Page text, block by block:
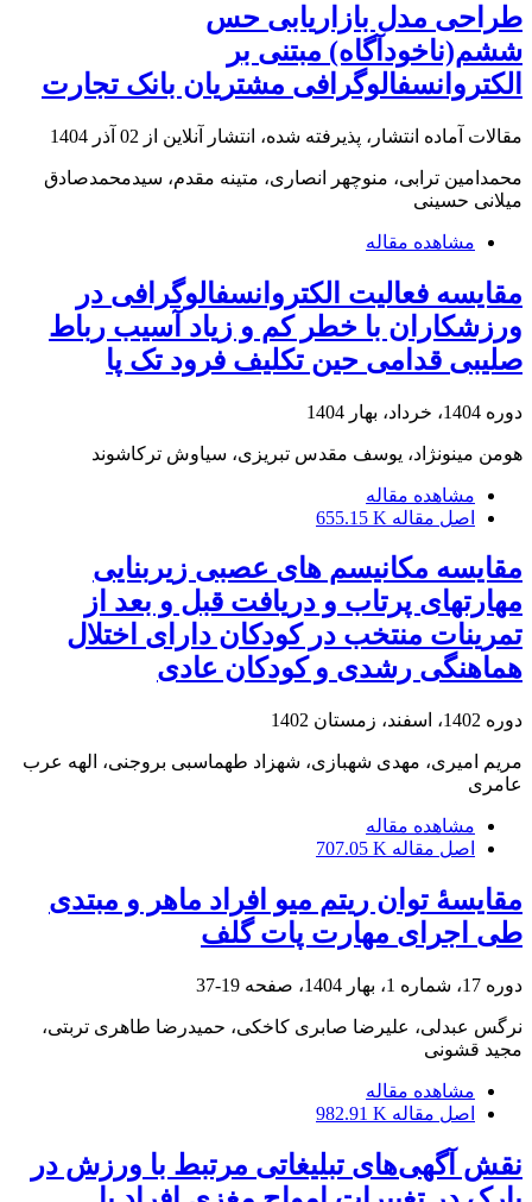
طراحی مدل بازاریابی حس
ششم(ناخودآگاه) مبتنی بر
الکتروانسفالوگرافی مشتریان بانک تجارت
مقالات آماده انتشار، پذیرفته شده، انتشار آنلاین از 02 آذر 1404
محمدامین ترابی، منوچهر انصاری، متینه مقدم، سیدمحمدصادق
میلانی حسینی
مشاهده مقاله
مقایسه فعالیت الکتروانسفالوگرافی در
ورزشکاران با خطر کم و زیاد آسیب رباط
صلیبی قدامی حین تکلیف فرود تک پا
دوره 1404، خرداد، بهار 1404
هومن مینونژاد، یوسف مقدس تبریزی، سیاوش ترکاشوند
مشاهده مقاله
اصل مقاله 655.15 K
مقایسه مکانیسم های عصبی زیربنایی
مهارتهای پرتاب و دریافت قبل و بعد از
تمرینات منتخب در کودکان دارای اختلال
هماهنگی رشدی و کودکان عادی
دوره 1402، اسفند، زمستان 1402
مریم امیری، مهدی شهبازی، شهزاد طهماسبی بروجنی، الهه عرب
عامری
مشاهده مقاله
اصل مقاله 707.05 K
مقایسۀ توان ریتم میو افراد ماهر و مبتدی
طی اجرای مهارت پات گلف
دوره 17، شماره 1، بهار 1404، صفحه 19-37
نرگس عبدلی، علیرضا صابری کاخکی، حمیدرضا طاهری تربتی،
مجید قشونی
مشاهده مقاله
اصل مقاله 982.91 K
نقش آگهی‌های تبلیغاتی مرتبط با ورزش در